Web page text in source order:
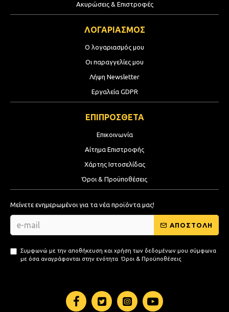
Ακυρώσεις & Επιστροφές
ΛΟΓΑΡΙΑΣΜΟΣ
Ο λογαριασμός μου
Οι παραγγελίες μου
Λήψη Newsletter
Εργαλεία GDPR
ΕΠΙΠΡΟΣΘΕΤΑ
Επικοινωνία
Αίτημα Επιστροφής
Χάρτης Ιστοσελίδας
Όροι & Προϋποθέσεις
Μείνετε ενημερωμένοι για τα νέα προϊόντα μας!
ΑΠΟΣΤΟΛΗ
Συμφωνώ με την αποθήκευση και χρήση των δεδομένων μου σύμφωνα
με όσα αναγράφονται στην ενότητα Όροι & Προϋποθέσεις